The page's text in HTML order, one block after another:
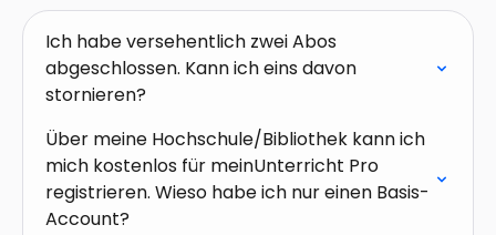
Ich habe versehentlich zwei Abos
abgeschlossen. Kann ich eins davon
stornieren?
Über meine Hochschule/Bibliothek kann ich
mich kostenlos für meinUnterricht Pro
registrieren. Wieso habe ich nur einen Basis-
Account?